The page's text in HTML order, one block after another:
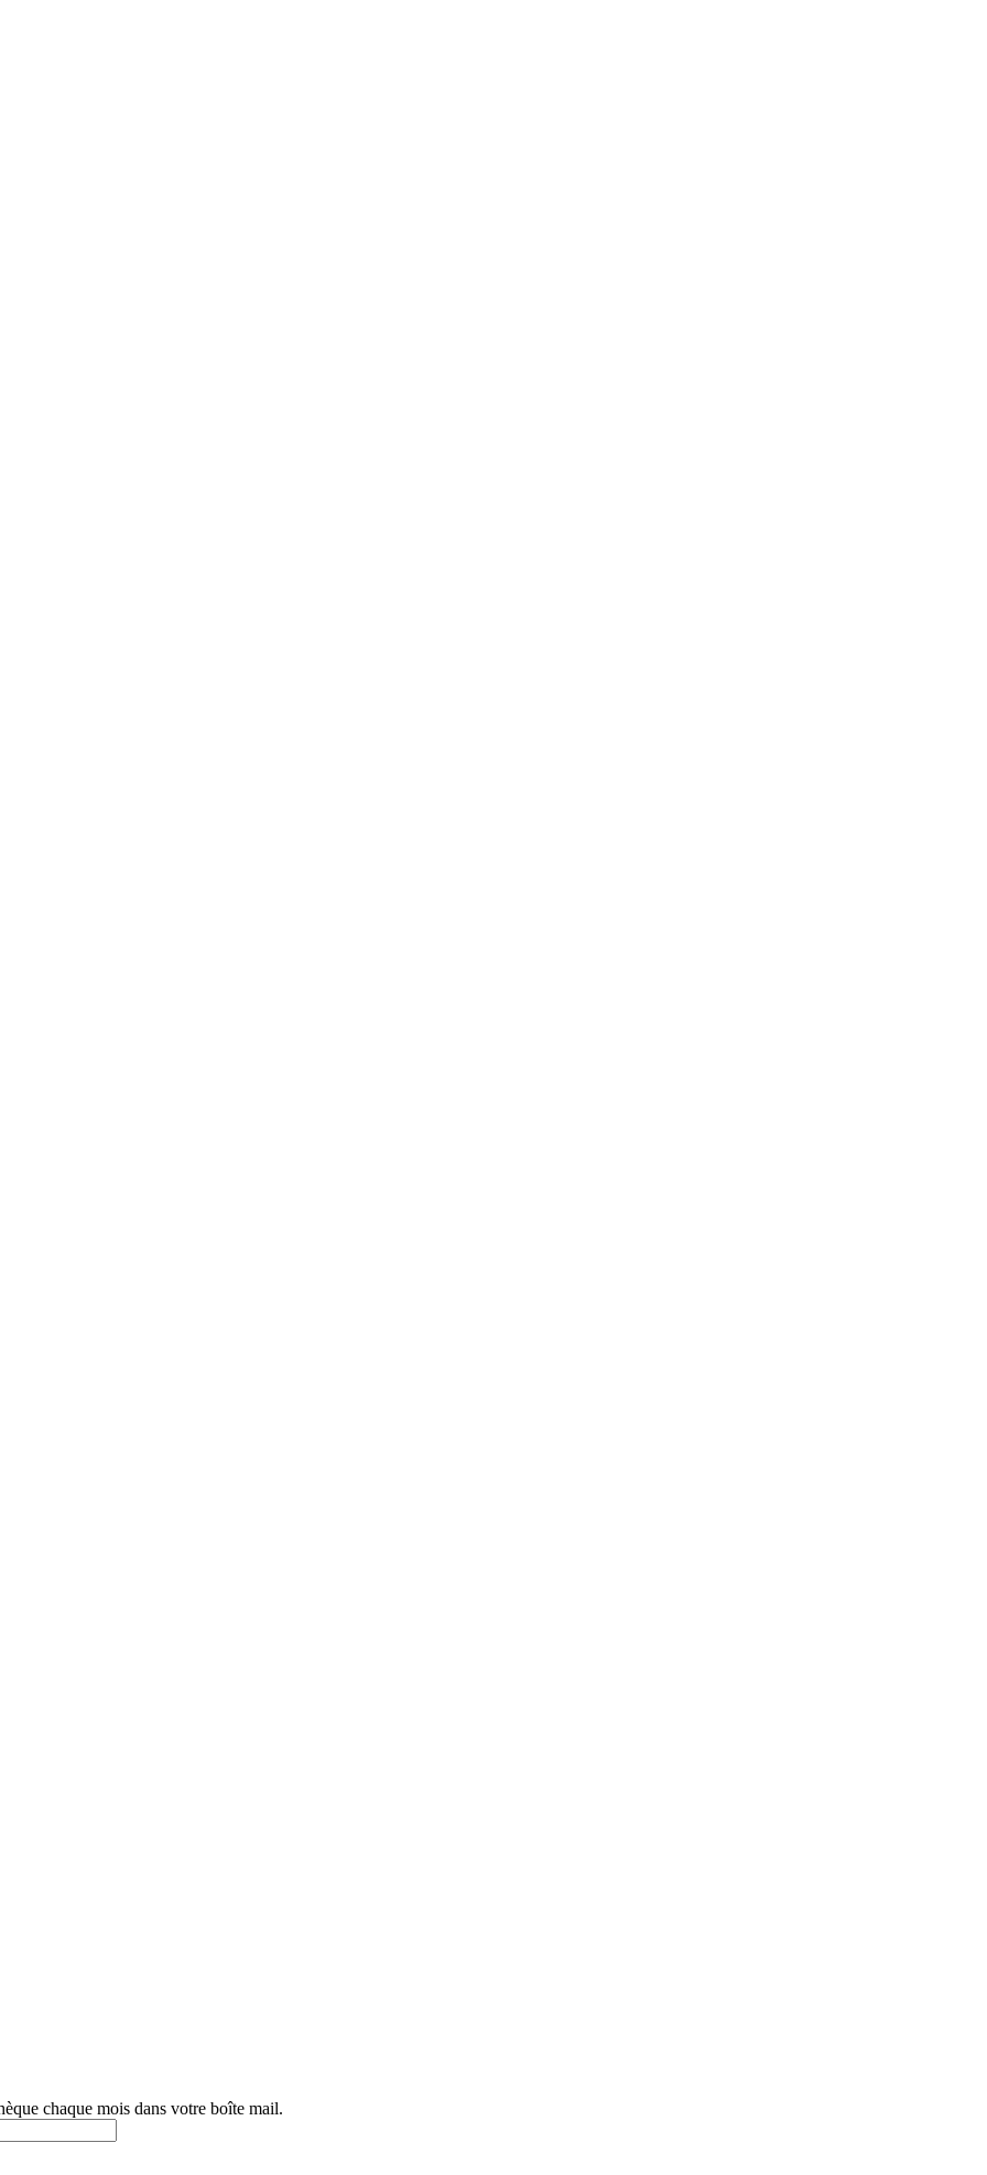
chaque mois dans votre boîte mail.